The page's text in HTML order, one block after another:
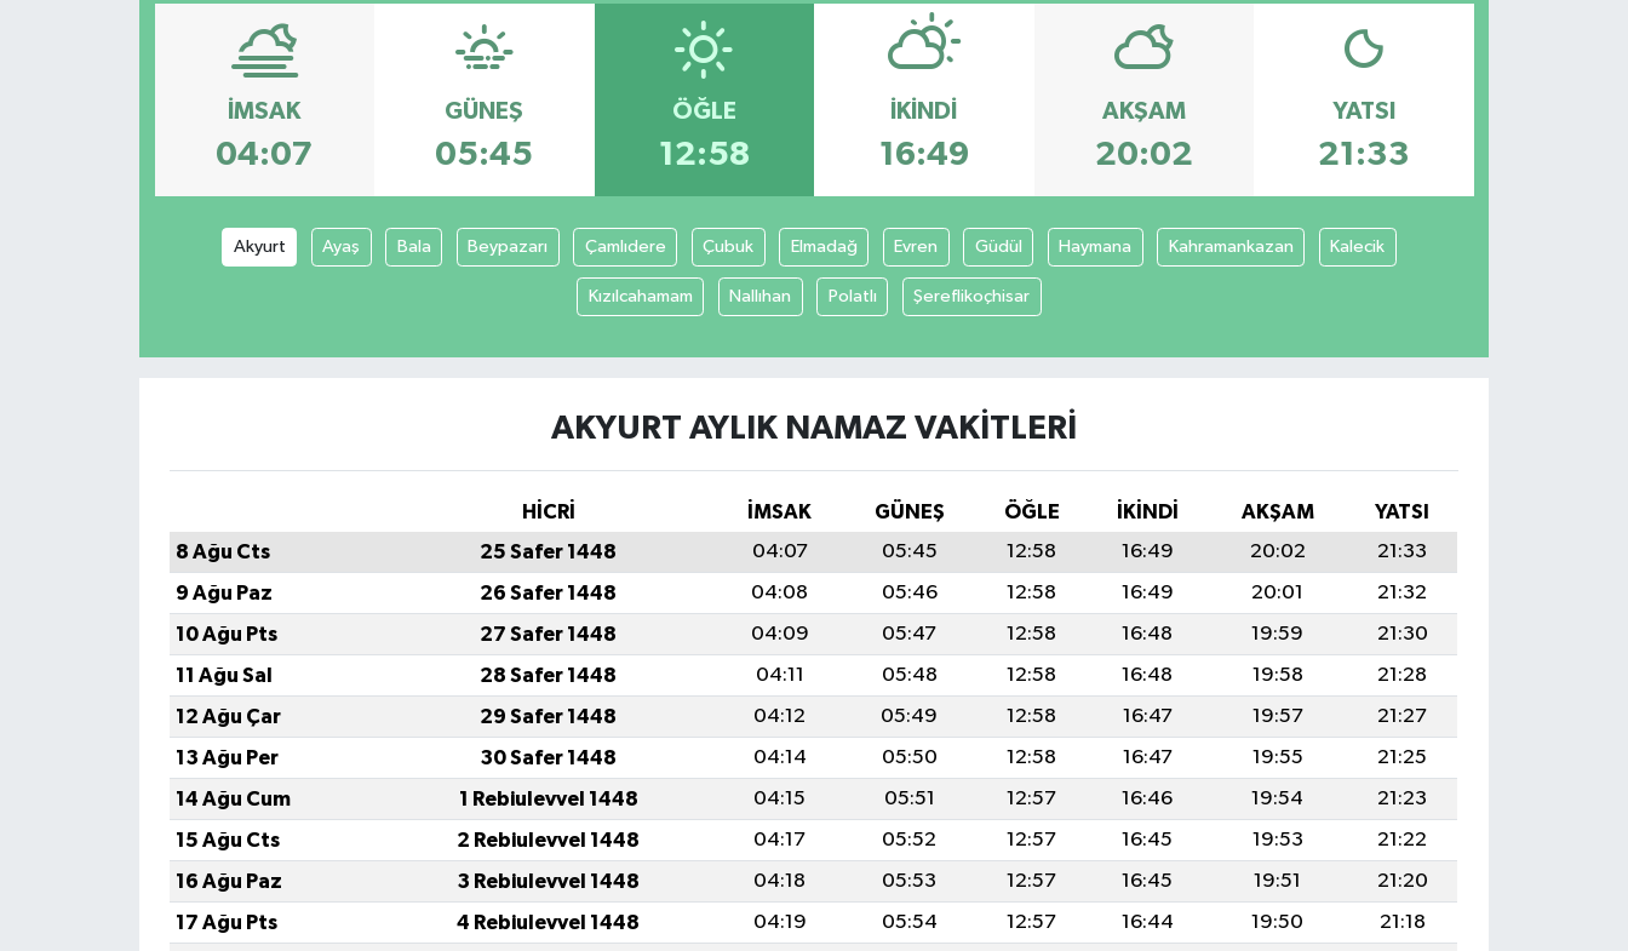
İMSAK
04:07
GÜNEŞ
05:45
ÖĞLE
12:58
İKINDI
16:49
AKŞAM
20:02
YATSI
21:33
Akyurt Ayaş Bala Beypazarı Çamlıdere Çubuk Elmadağ Evren Güdül Haymana Kahramankazan Kalecik
Kızılcahamam Nallıhan Polatlı Şereflikoçhisar
AKYURT AYLIK NAMAZ VAKITLERI
HİCRİ İMSAK GÜNEŞ ÖĞLE İKINDI AKŞAM
YATSI
8 Ağu Cts
25 Safer 1448 04:07 05:45 12:58 16:49 20:02
21:33
9 Ağu Paz
26 Safer 1448 04:08 05:46 12:58 16:49 20:01
21:32
10 Ağu Pts
27 Safer 1448 04:09 05:47 12:58 16:48 19:59
21:30
11 Ağu Sal
28 Safer 1448 04:11 05:48 12:58 16:48 19:58
21:28
12 Ağu Çar
29 Safer 1448 04:12 05:49 12:58 16:47 19:57
21:27
13 Ağu Per
30 Safer 1448 04:14 05:50 12:58 16:47 19:55
21:25
14 Ağu Cum
1 Rebiulevvel 1448 04:15 05:51 12:57 16:46 19:54
21:23
15 Ağu Cts
2 Rebiulevvel 1448 04:17 05:52 12:57 16:45 19:53
21:22
16 Ağu Paz
3 Rebiulevvel 1448 04:18 05:53 12:57 16:45 19:51
21:20
17 Ağu Pts
4 Rebiulevvel 1448 04:19 05:54 12:57 16:44 19:50
21:18
Tatil ve Seyahat